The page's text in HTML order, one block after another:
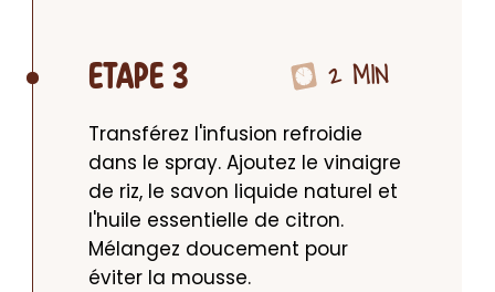
ETAPE 3 2 MIN
Transférez l'infusion refroidie
dans le spray. Ajoutez le vinaigre
de riz, le savon liquide naturel et
l'huile essentielle de citron.
Mélangez doucement pour
éviter la mousse.